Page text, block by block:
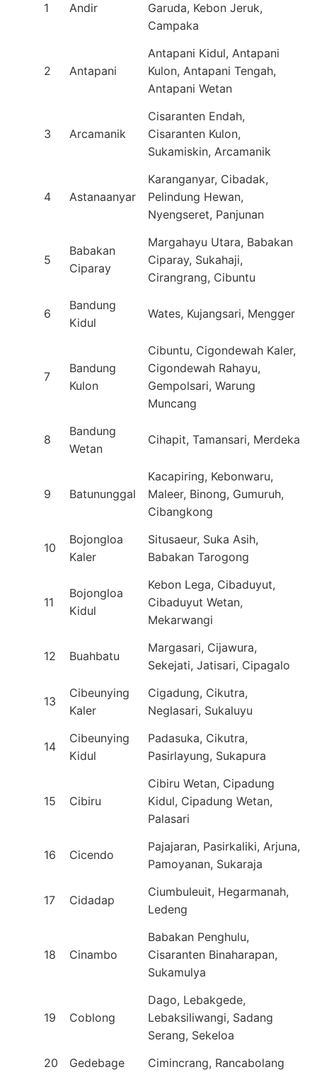
1 Andir
Garuda, Kebon Jeruk,
Campaka
2 Antapani
Antapani Kidul, Antapani
Kulon, Antapani Tengah,
Antapani Wetan
3 Arcamanik
Cisaranten Endah,
Cisaranten Kulon,
Sukamiskin, Arcamanik
4 Astanaanyar
Karanganyar, Cibadak,
Pelindung Hewan,
Nyengseret, Panjunan
5
Babakan
Ciparay
Margahayu Utara, Babakan
Ciparay, Sukahaji,
Cirangrang, Cibuntu
6
Bandung
Kidul
Wates, Kujangsari, Mengger
7
Bandung
Kulon
Cibuntu, Cigondewah Kaler,
Cigondewah Rahayu,
Gempolsari, Warung
Muncang
8
Bandung
Wetan
Cihapit, Tamansari, Merdeka
9 Batununggal
Kacapiring, Kebonwaru,
Maleer, Binong, Gumuruh,
Cibangkong
10
Bojongloa
Kaler
Situsaeur, Suka Asih,
Babakan Tarogong
11
Bojongloa
Kidul
Kebon Lega, Cibaduyut,
Cibaduyut Wetan,
Mekarwangi
12 Buahbatu
Margasari, Cijawura,
Sekejati, Jatisari, Cipagalo
13
Cibeunying
Kaler
Cigadung, Cikutra,
Neglasari, Sukaluyu
14
Cibeunying
Kidul
Padasuka, Cikutra,
Pasirlayung, Sukapura
15 Cibiru
Cibiru Wetan, Cipadung
Kidul, Cipadung Wetan,
Palasari
16 Cicendo
Pajajaran, Pasirkaliki, Arjuna,
Pamoyanan, Sukaraja
17 Cidadap
Ciumbuleuit, Hegarmanah,
Ledeng
18 Cinambo
Babakan Penghulu,
Cisaranten Binaharapan,
Sukamulya
19 Coblong
Dago, Lebakgede,
Lebaksiliwangi, Sadang
Serang, Sekeloa
20
Gedebage
Cimincrang, Rancabolang